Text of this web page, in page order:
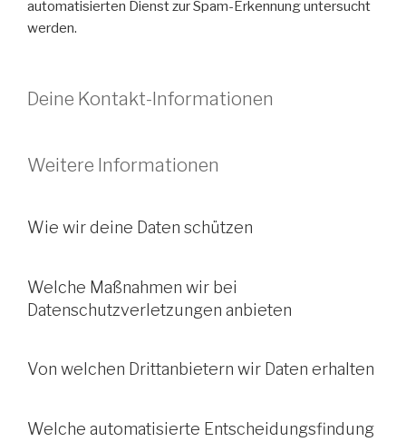
automatisierten Dienst zur Spam-Erkennung untersucht
werden.
Deine Kontakt-Informationen
Weitere Informationen
Wie wir deine Daten schützen
Welche Maßnahmen wir bei
Datenschutzverletzungen anbieten
Von welchen Drittanbietern wir Daten erhalten
Welche automatisierte Entscheidungsfindung